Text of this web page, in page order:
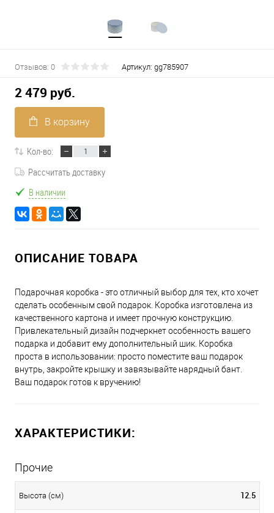
Отзывов: 0 Артикул: gg785907
2 479 руб.
В корзину
Кол-во:
Рассчитать доставку
В наличии
ОПИСАНИЕ ТОВАРА
Подарочная коробка - это отличный выбор для тех, кто хочет
сделать особенным свой подарок. Коробка изготовлена из
качественного картона и имеет прочную конструкцию.
Привлекательный дизайн подчеркнет особенность вашего
подарка и добавит ему дополнительный шик. Коробка
проста в использовании: просто поместите ваш подарок
внутрь, закройте крышку и завязывайте нарядный бант.
Ваш подарок готов к вручению!
ХАРАКТЕРИСТИКИ:
Прочие
Высота (см) 12.5